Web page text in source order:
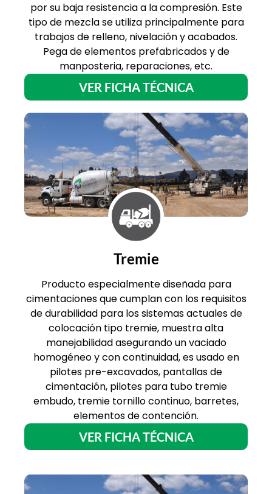
por su baja resistencia a la compresión. Este
tipo de mezcla se utiliza principalmente para
trabajos de relleno, nivelación y acabados.
Pega de elementos prefabricados y de
manposteria, reparaciones, etc.
VER FICHA TÉCNICA
Tremie
Producto especialmente diseñada para
cimentaciones que cumplan con los requisitos
de durabilidad para los sistemas actuales de
colocación tipo tremie, muestra alta
manejabilidad asegurando un vaciado
homogéneo y con continuidad, es usado en
pilotes pre-excavados, pantallas de
cimentación, pilotes para tubo tremie
embudo, tremie tornillo continuo, barretes,
elementos de contención.
VER FICHA TÉCNICA